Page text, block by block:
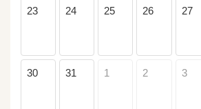
23 24 25 26 27
30 31 1 2 3